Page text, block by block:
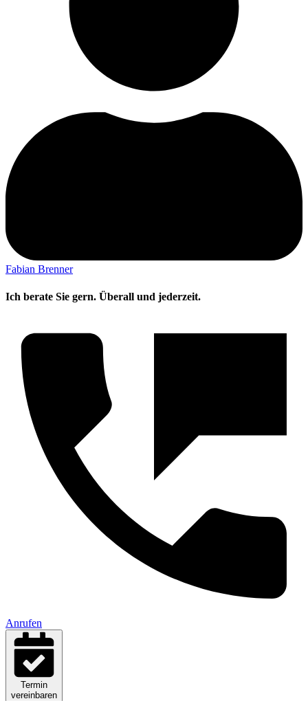
Fabian Brenner
Ich berate Sie gern. Überall und jederzeit.
Anrufen
Termin
vereinbaren